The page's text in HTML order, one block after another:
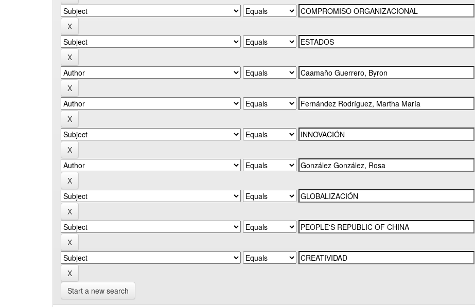
Start a new search